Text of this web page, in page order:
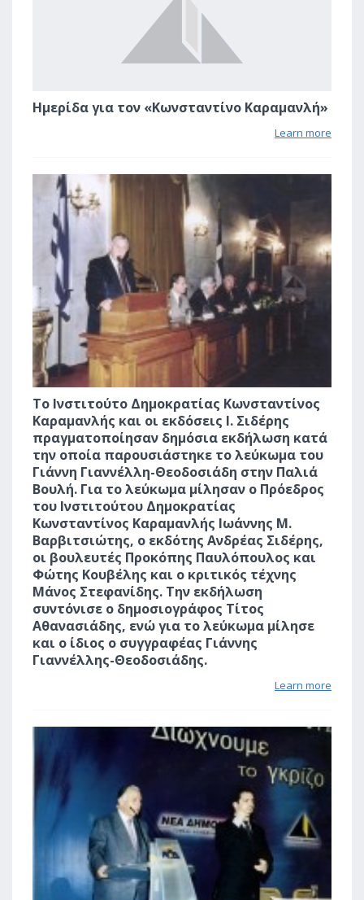
Ημερίδα για τον «Κωνσταντίνο Καραμανλή»
Learn more
Το Ινστιτούτο Δημοκρατίας Κωνσταντίνος
Καραμανλής και οι εκδόσεις Ι. Σιδέρης
πραγματοποίησαν δημόσια εκδήλωση κατά
την οποία παρουσιάστηκε το λεύκωμα του
Γιάννη Γιαννέλλη-Θεοδοσιάδη στην Παλιά
Βουλή. Για το λεύκωμα μίλησαν ο Πρόεδρος
του Ινστιτούτου Δημοκρατίας
Κωνσταντίνος Καραμανλής Ιωάννης Μ.
Βαρβιτσιώτης, ο εκδότης Ανδρέας Σιδέρης,
οι βουλευτές Προκόπης Παυλόπουλος και
Φώτης Κουβέλης και ο κριτικός τέχνης
Μάνος Στεφανίδης. Την εκδήλωση
συντόνισε ο δημοσιογράφος Τίτος
Αθανασιάδης, ενώ για το λεύκωμα μίλησε
και ο ίδιος ο συγγραφέας Γιάννης
Γιαννέλλης-Θεοδοσιάδης.
Learn more